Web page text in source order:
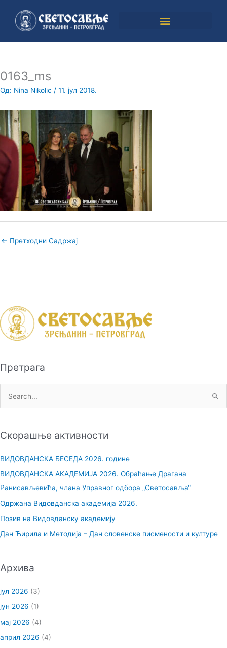
садржај
0163_ms
Од: Nina Nikolic / 11. јул 2018.
← Претходни Садржај
Претрага
т
з
а
:
Скорашње активности
ВИДОВДАНСКА БЕСЕДА 2026. године
ВИДОВДАНСКА АКАДЕМИЈА 2026. Обраћање Драгана
Ранисављевића, члана Управног одбора „Светосавља“
Одржана Видовданска академија 2026.
Позив на Видовданску академију
Дан Ћирила и Методија – Дан словенске писмености и културе
Архива
јул 2026 (3)
јун 2026 (1)
мај 2026 (4)
април 2026 (4)